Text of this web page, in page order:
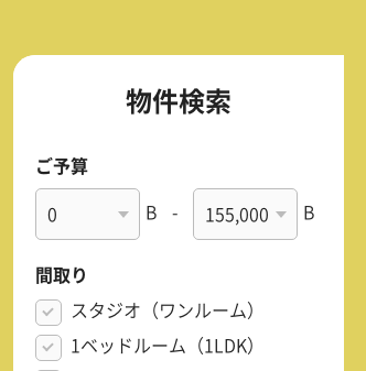
物件検索
ご予算
B - B
間取り
スタジオ（ワンルーム）
1ベッドルーム（1LDK）